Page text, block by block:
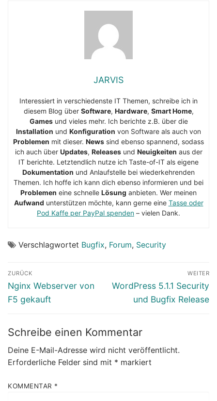
JARVIS
Interessiert in verschiedenste IT Themen, schreibe ich in
diesem Blog über Software, Hardware, Smart Home,
Gamesund vieles mehr. Ich berichte z.B. über die
Installation und Konfiguration von Software als auch von
Problemen mit dieser. News sind ebenso spannend, sodass
ich auch über Updates, Releasesund Neuigkeiten aus der
IT berichte. Letztendlich nutze ich Taste-of-IT als eigene
Dokumentation und Anlaufstelle bei wiederkehrenden
Themen. Ich hoffe ich kann dich ebenso informieren und bei
Problemen eine schnelle Lösung anbieten. Wer meinen
Aufwand unterstützen möchte, kann gerne eine Tasse oder
Pod Kaffe per PayPal spenden – vielen Dank.
Verschlagwortet Bugfix, Forum, Security
Beitragsnavigation
ZURÜCK
Vorheriger
Beitrag:
Nginx Webserver von
F5 gekauft
WEITER
Nächster
Beitrag:
WordPress 5.1.1 Security
und Bugfix Release
Schreibe einen Kommentar
Deine E-Mail-Adresse wird nicht veröffentlicht.
Erforderliche Felder sind mit * markiert
KOMMENTAR *